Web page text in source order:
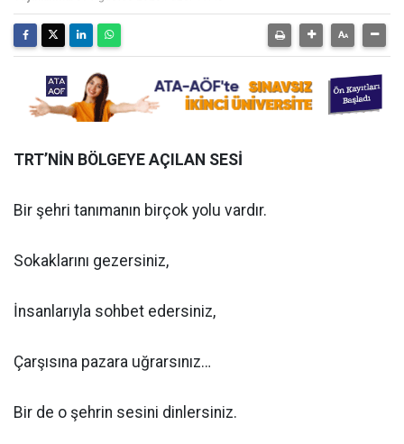
TRT’NİN BÖLGEYE AÇILAN SESİ
Bir şehri tanımanın birçok yolu vardır.
Sokaklarını gezersiniz,
İnsanlarıyla sohbet edersiniz,
Çarşısına pazara uğrarsınız…
Bir de o şehrin sesini dinlersiniz.